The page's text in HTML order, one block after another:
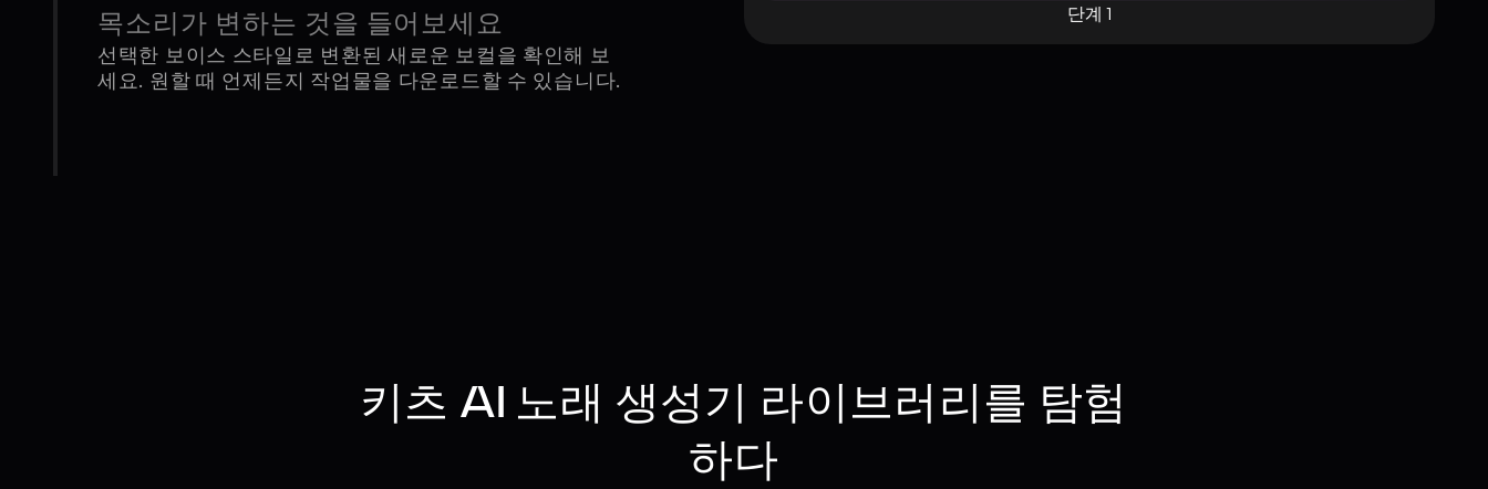
목소리가 변하는 것을 들어보세요
선택한 보이스 스타일로 변환된 새로운 보컬을 확인해 보
세요. 원할 때 언제든지 작업물을 다운로드할 수 있습니다.
단계 1
키츠 AI 노래 생성기 라이브러리를 탐험
하다